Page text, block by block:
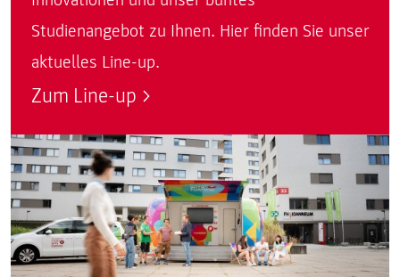
Studienangebot zu Ihnen. Hier finden Sie unser
aktuelles Line-up.
Zum Line-up